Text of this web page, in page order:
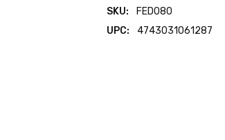
SKU:
FED080
UPC:
4743031061287